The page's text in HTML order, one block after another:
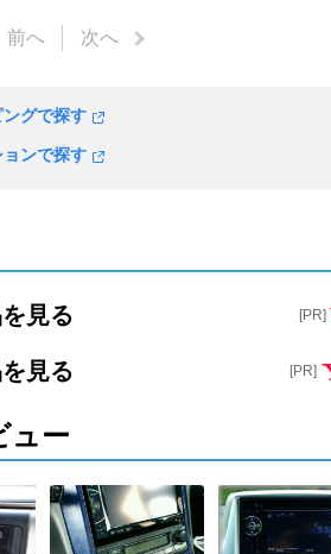
前へ 次へ
グで探す
ンで探す
見る [PR]
見る [PR]
ュー